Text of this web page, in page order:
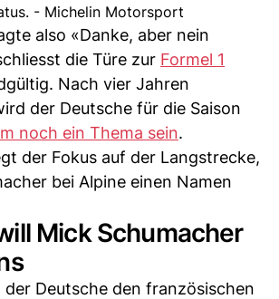
- Michelin Motorsport
also «Danke, aber nein
die Türe zur Formel 1
Nach vier Jahren
der Deutsche für die Saison
noch ein Thema sein.
der Fokus auf der Langstrecke,
bei Alpine einen Namen
Mick Schumacher
Deutsche den französischen